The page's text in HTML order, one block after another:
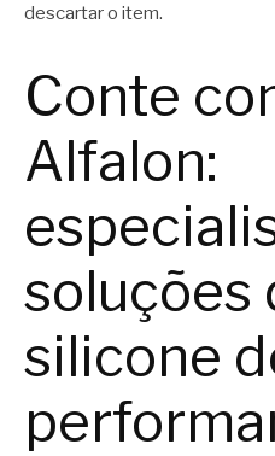
descartar o item.
Conte
Alfalon:
soluções
silicone